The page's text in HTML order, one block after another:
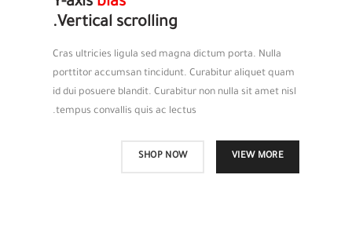
Vertical scrolling.
Cras ultricies ligula sed magna dictum porta. Nulla
porttitor accumsan tincidunt. Curabitur aliquet quam
id dui posuere blandit. Curabitur non nulla sit amet nisl
tempus convallis quis ac lectus.
VIEW MORE
SHOP NOW